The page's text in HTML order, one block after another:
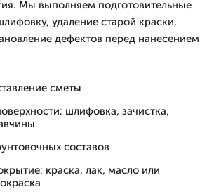
Мы выполняем подготовительные
удаление старой краски,
дефектов перед нанесением
сметы
шлифовка, зачистка,
составов
краска, лак, масло или